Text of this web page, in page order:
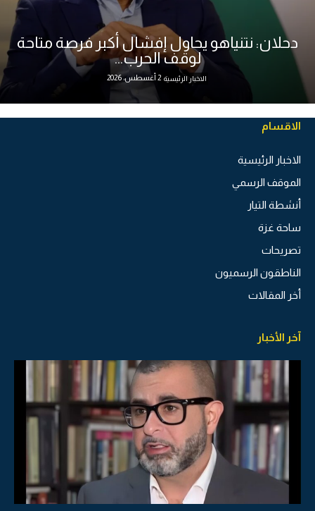
دحلان: نتنياهو يحاول إفشال أكبر فرصة متاحة
لوقف الحرب...
الاخبار الرئيسية 2 أغسطس، 2026
الاقسام
الاخبار الرئيسية
الموقف الرسمي
أنشطة التيار
ساحة غزة
تصريحات
الناطقون الرسميون
أخر المقالات
آخر الأخبار